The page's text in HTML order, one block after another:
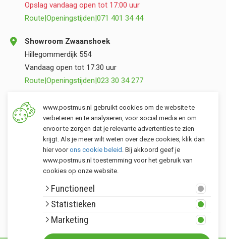
Klantenservice
Postmus merken
Opslag vandaag open tot 17:00 uur
Route Openingstijden 071 401 34 44
Showroom Zwaanshoek
Hillegommerdijk 554
Vandaag open tot 17:30 uur
Route Openingstijden 023 30 34 277
Opslag Valkenburg (ZH)
Torenvlietslaan 3
Vandaag open tot 17:00 uur
Route|Openingstijden |071 401 34 44
www.postmus.nl gebruikt cookies om de website te
verbeteren en te analyseren, voor social media en om
ervoor te zorgen dat je relevante advertenties te zien
krijgt. Als je meer wilt weten over deze cookies, klik dan
hier voorons cookie beleid . Bij akkoord geef je
www.postmus.nl toestemming voor het gebruik van
cookies op onze website.
Functioneel
Statistieken
Marketing